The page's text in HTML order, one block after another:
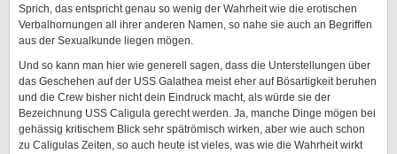
Sprich, das entspricht genau so wenig der Wahrheit wie die erotischen
Verbalhornungen all ihrer anderen Namen, so nahe sie auch an Begriffen
aus der Sexualkunde liegen mögen.
Und so kann man hier wie generell sagen, dass die Unterstellungen über
das Geschehen auf der USS Galathea meist eher auf Bösartigkeit beruhen
und die Crew bisher nicht dein Eindruck macht, als würde sie der
Bezeichnung USS Caligula gerecht werden. Ja, manche Dinge mögen bei
gehässig kritischem Blick sehr spätrömisch wirken, aber wie auch schon
zu Caligulas Zeiten, so auch heute ist vieles, was wie die Wahrheit wirkt